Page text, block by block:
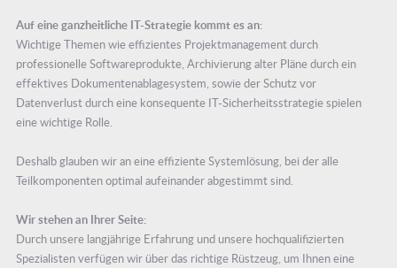
Auf eine ganzheitliche IT-Strategie kommt es an:
Wichtige Themen wie effizientes Projektmanagement durch
professionelle Softwareprodukte, Archivierung alter Pläne durch ein
effektives Dokumentenablagesystem, sowie der Schutz vor
Datenverlust durch eine konsequente IT-Sicherheitsstrategie spielen
eine wichtige Rolle.
Deshalb glauben wir an eine effiziente Systemlösung, bei der alle
Teilkomponenten optimal aufeinander abgestimmt sind.
Wir stehen an Ihrer Seite:
Durch unsere langjährige Erfahrung und unsere hochqualifizierten
Spezialisten verfügen wir über das richtige Rüstzeug, um Ihnen eine